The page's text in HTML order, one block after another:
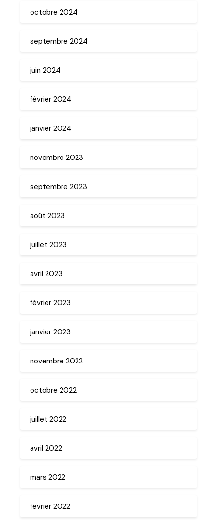
octobre 2024
septembre 2024
juin 2024
février 2024
janvier 2024
novembre 2023
septembre 2023
août 2023
juillet 2023
avril 2023
février 2023
janvier 2023
novembre 2022
octobre 2022
juillet 2022
avril 2022
mars 2022
février 2022